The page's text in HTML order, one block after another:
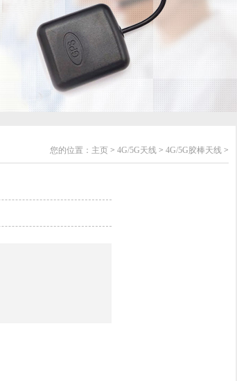
您的位置： 主页 > 4G/5G天线 > 4G/5G胶棒天线 >